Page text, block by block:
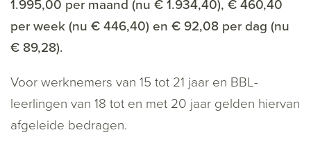
1.995,00 per maand (nu € 1.934,40), € 460,40
per week (nu € 446,40) en € 92,08 per dag (nu
€ 89,28).
Voor werknemers van 15 tot 21 jaar en BBL-
leerlingen van 18 tot en met 20 jaar gelden hiervan
afgeleide bedragen.